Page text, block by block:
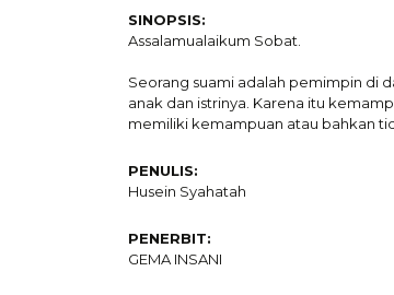
SINOPSIS:
Assalamualaikum Sobat.
Seorang suami adalah pemimpin di
anak dan istrinya. Karena itu
memiliki kemampuan atau bahkan
PENULIS:
Husein Syahatah
PENERBIT:
GEMA INSANI